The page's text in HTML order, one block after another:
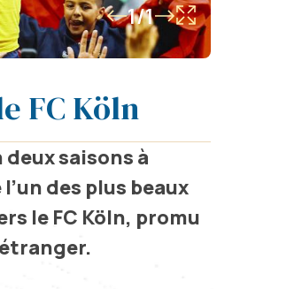
1/1
FC Köln
saisons à
des plus beaux
le FC Köln, promu